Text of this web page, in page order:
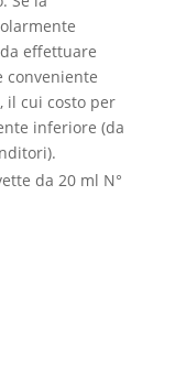
effettuare
conveniente
il cui costo per
inferiore (da
da 20 ml N°